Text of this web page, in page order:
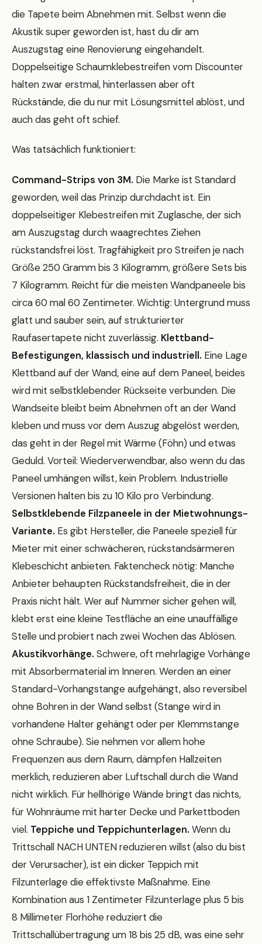
die Tapete beim Abnehmen mit. Selbst wenn die
Akustik super geworden ist, hast du dir am
Auszugstag eine Renovierung eingehandelt.
Doppelseitige Schaumklebestreifen vom Discounter
halten zwar erstmal, hinterlassen aber oft
Rückstände, die du nur mit Lösungsmittel ablöst, und
auch das geht oft schief.
Was tatsächlich funktioniert:
Command-Strips von 3M. Die Marke ist Standard
geworden, weil das Prinzip durchdacht ist. Ein
doppelseitiger Klebestreifen mit Zuglasche, der sich
am Auszugstag durch waagrechtes Ziehen
rückstandsfrei löst. Tragfähigkeit pro Streifen je nach
Größe 250 Gramm bis 3 Kilogramm, größere Sets bis
7 Kilogramm. Reicht für die meisten Wandpaneele bis
circa 60 mal 60 Zentimeter. Wichtig: Untergrund muss
glatt und sauber sein, auf strukturierter
Raufasertapete nicht zuverlässig. Klettband-
Befestigungen, klassisch und industriell. Eine Lage
Klettband auf der Wand, eine auf dem Paneel, beides
wird mit selbstklebender Rückseite verbunden. Die
Wandseite bleibt beim Abnehmen oft an der Wand
kleben und muss vor dem Auszug abgelöst werden,
das geht in der Regel mit Wärme (Föhn) und etwas
Geduld. Vorteil: Wiederverwendbar, also wenn du das
Paneel umhängen willst, kein Problem. Industrielle
Versionen halten bis zu 10 Kilo pro Verbindung.
Selbstklebende Filzpaneele in der Mietwohnungs-
Variante. Es gibt Hersteller, die Paneele speziell für
Mieter mit einer schwächeren, rückstandsärmeren
Klebeschicht anbieten. Faktencheck nötig: Manche
Anbieter behaupten Rückstandsfreiheit, die in der
Praxis nicht hält. Wer auf Nummer sicher gehen will,
klebt erst eine kleine Testfläche an eine unauffällige
Stelle und probiert nach zwei Wochen das Ablösen.
Akustikvorhänge. Schwere, oft mehrlagige Vorhänge
mit Absorbermaterial im Inneren. Werden an einer
Standard-Vorhangstange aufgehängt, also reversibel
ohne Bohren in der Wand selbst (Stange wird in
vorhandene Halter gehängt oder per Klemmstange
ohne Schraube). Sie nehmen vor allem hohe
Frequenzen aus dem Raum, dämpfen Hallzeiten
merklich, reduzieren aber Luftschall durch die Wand
nicht wirklich. Für hellhörige Wände bringt das nichts,
für Wohnräume mit harter Decke und Parkettboden
viel. Teppiche und Teppichunterlagen. Wenn du
Trittschall NACH UNTEN reduzieren willst (also du bist
der Verursacher), ist ein dicker Teppich mit
Filzunterlage die effektivste Maßnahme. Eine
Kombination aus 1 Zentimeter Filzunterlage plus 5 bis
8 Millimeter Florhöhe reduziert die
Trittschallübertragung um 18 bis 25 dB, was eine sehr